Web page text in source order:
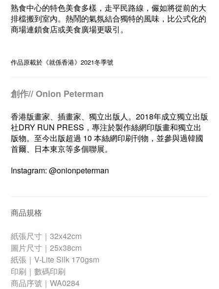
熟食中心的特色美食多樣，走平民路線，儼如將從前的大
排檔搬到室內。熱鬧的氣氛結合獨特的風味，比公式化的
商場連鎖食店或美食廣場更吸引。
作品原載於 《就係香港》2021冬季號
創作// Onion Peterman
香港版畫家、插畫家、獨立出版人。2018年成立獨立出版
社DRY RUN PRESS，專注於製作絲網印版畫和獨立出
版物。至今出版超過 10 本絲網印刷刊物，並參與過韓國
首爾、日本東京等多個聯展。
Instagram: @onionpeterman
商品規格
紙張尺寸｜32x42cm
圖片尺寸｜25x38cm
紙張｜V-Lite Silk 170gsm
印刷｜數碼印刷
商品序號｜WA0284